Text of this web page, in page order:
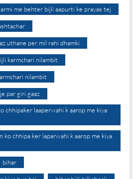
me behter bijli aapurti ke prayas tej
uthane per mil rahi dhamki
karmchari nilambit
nilambit
par giri gaaz
chhipaker laaperwahi k aarop me kiya
chhipa ker laparwahi k aarop me kiya
bihar